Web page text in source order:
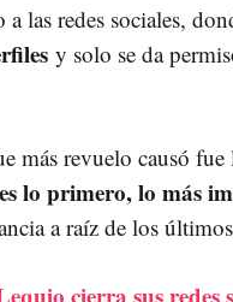
las redes sociales,
y solo se da
más revuelo causó
lo primero, lo más
a raíz de los
cierra sus redes